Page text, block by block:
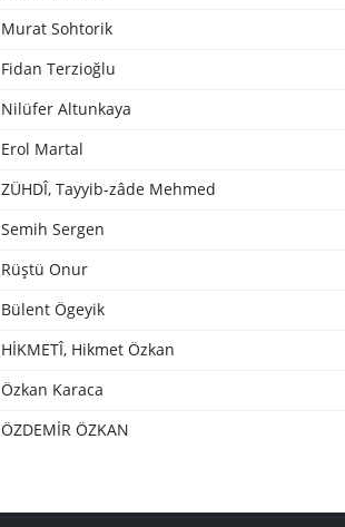
Murat Sohtorik
Fidan Terzioğlu
Nilüfer Altunkaya
Erol Martal
ZÜHDÎ, Tayyib-zâde Mehmed
Semih Sergen
Rüştü Onur
Bülent Ögeyik
HİKMETÎ, Hikmet Özkan
Özkan Karaca
ÖZDEMİR ÖZKAN